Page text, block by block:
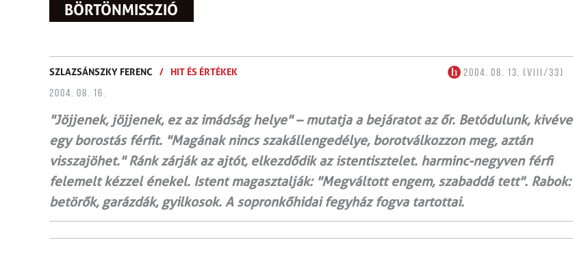
BÖRTÖNMISSZIÓ
SZLAZSÁNSZKY FERENC / HIT ÉS ÉRTÉKEK
2004. 08. 13. (VIII/33)
2004. 08. 16.
"Jöjjenek, jöjjenek, ez az imádság helye" – mutatja a bejáratot az őr. Betódulunk, kivéve
egy borostás férfit. "Magának nincs szakállengedélye, borotválkozzon meg, aztán
visszajöhet." Ránk zárják az ajtót, elkezdődik az istentisztelet. harminc-negyven férfi
felemelt kézzel énekel. Istent magasztalják: "Megváltott engem, szabaddá tett". Rabok:
betörők, garázdák, gyilkosok. A sopronkőhidai fegyház fogva tartottai.